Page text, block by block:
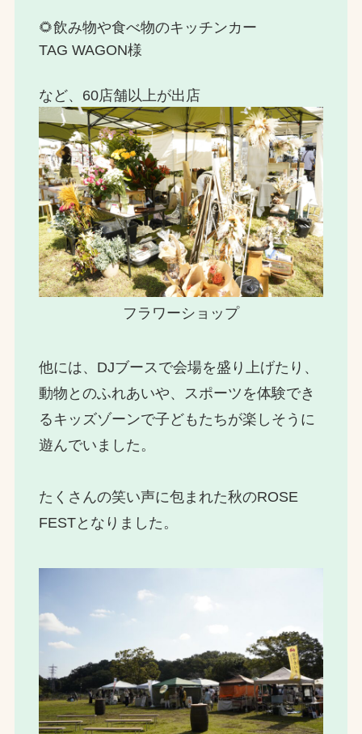
🌻飲み物や食べ物のキッチンカー
TAG WAGON様
など、60店舗以上が出店
フラワーショップ
他には、DJブースで会場を盛り上げたり、
動物とのふれあいや、スポーツを体験でき
るキッズゾーンで子どもたちが楽しそうに
遊んでいました。
たくさんの笑い声に包まれた秋のROSE
FESTとなりました。